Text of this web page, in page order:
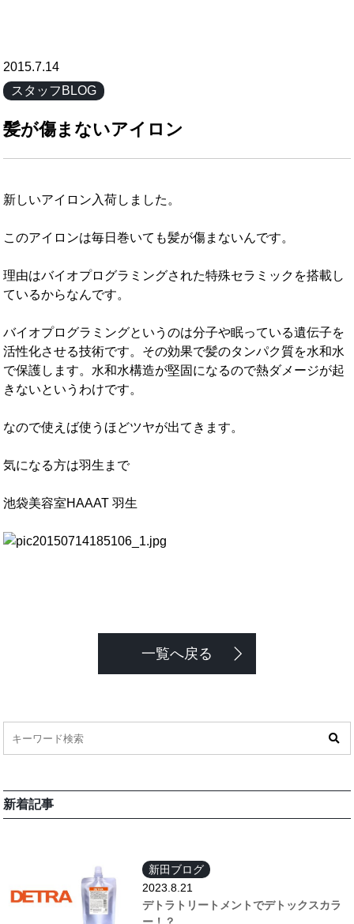
2015.7.14
スタッフBLOG
髪が傷まないアイロン
新しいアイロン入荷しました。
このアイロンは毎日巻いても髪が傷まないんです。
理由はバイオプログラミングされた特殊セラミックを搭載し
ているからなんです。
バイオプログラミングというのは分子や眠っている遺伝子を
活性化させる技術です。その効果で髪のタンパク質を水和水
で保護します。水和水構造が堅固になるので熱ダメージが起
きないというわけです。
なので使えば使うほどツヤが出てきます。
気になる方は羽生まで
池袋美容室HAAAT 羽生
一覧へ戻る
新着記事
新田ブログ
2023.8.21
デトラトリートメントでデトックスカラ